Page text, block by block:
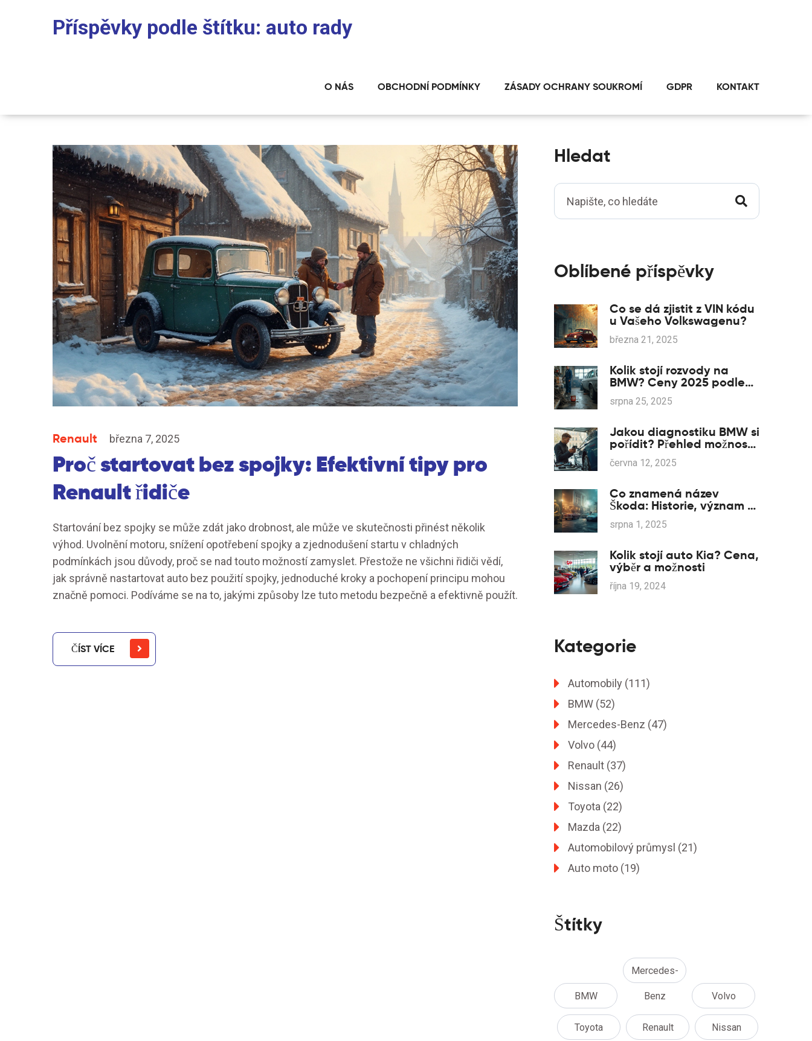
Příspěvky podle štítku: auto rady
O NÁS OBCHODNÍ PODMÍNKY ZÁSADY OCHRANY SOUKROMÍ GDPR KONTAKT
Renault března 7, 2025
Proč startovat bez spojky: Efektivní tipy pro
Renault řidiče
Startování bez spojky se může zdát jako drobnost, ale může ve skutečnosti přinést několik
výhod. Uvolnění motoru, snížení opotřebení spojky a zjednodušení startu v chladných
podmínkách jsou důvody, proč se nad touto možností zamyslet. Přestože ne všichni řidiči vědí,
jak správně nastartovat auto bez použití spojky, jednoduché kroky a pochopení principu mohou
značně pomoci. Podíváme se na to, jakými způsoby lze tuto metodu bezpečně a efektivně použít.
ČÍST VÍCE
Hledat
Oblíbené příspěvky
Co se dá zjistit z VIN kódu
u Vašeho Volkswagenu?
března 21, 2025
Kolik stojí rozvody na
BMW? Ceny 2025 podle
motoru (řetěz vs. řemen)
srpna 25, 2025
Jakou diagnostiku BMW si
pořídit? Přehled možností
i tipů
června 12, 2025
Co znamená název
Škoda: Historie, význam a
příběh slavné značky
srpna 1, 2025
Kolik stojí auto Kia? Cena,
výběr a možnosti
října 19, 2024
Kategorie
Automobily (111)
BMW (52)
Mercedes-Benz (47)
Volvo (44)
Renault (37)
Nissan (26)
Toyota (22)
Mazda (22)
Automobilový průmysl (21)
Auto moto (19)
Štítky
BMW
Mercedes-
Benz Volvo
Toyota Renault Nissan